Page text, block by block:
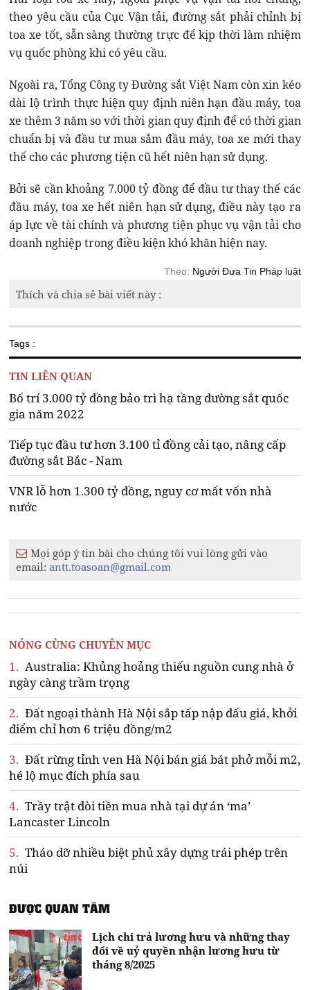
theo yêu cầu của Cục Vận tải, đường sắt phải chỉnh bị
toa xe tốt, sẵn sàng thường trực để kịp thời làm nhiệm
vụ quốc phòng khi có yêu cầu.
Ngoài ra, Tổng Công ty Đường sắt Việt Nam còn xin kéo
dài lộ trình thực hiện quy định niên hạn đầu máy, toa
xe thêm 3 năm so với thời gian quy định để có thời gian
chuẩn bị và đầu tư mua sắm đầu máy, toa xe mới thay
thế cho các phương tiện cũ hết niên hạn sử dụng.
Bởi sẽ cần khoảng 7.000 tỷ đồng để đầu tư thay thế các
đầu máy, toa xe hết niên hạn sử dụng, điều này tạo ra
áp lực về tài chính và phương tiện phục vụ vận tải cho
doanh nghiệp trong điều kiện khó khăn hiện nay.
Theo: Người Đưa Tin Pháp luật
Thích và chia sẻ bài viết này :
Tags :
TIN LIÊN QUAN
Bố trí 3.000 tỷ đồng bảo trì hạ tầng đường sắt quốc
gia năm 2022
Tiếp tục đầu tư hơn 3.100 tỉ đồng cải tạo, nâng cấp
đường sắt Bắc - Nam
VNR lỗ hơn 1.300 tỷ đồng, nguy cơ mất vốn nhà
nước
Mọi góp ý tin bài cho chúng tôi vui lòng gửi vào
email:antt.toasoan@gmail.com
NÓNG CÙNG CHUYÊN MỤC
1. Australia: Khủng hoảng thiếu nguồn cung nhà ở
ngày càng trầm trọng
2. Đất ngoại thành Hà Nội sắp tấp nập đấu giá, khởi
điểm chỉ hơn 6 triệu đồng/m2
3. Đất rừng tỉnh ven Hà Nội bán giá bát phở mỗi m2,
hé lộ mục đích phía sau
4. Trầy trật đòi tiền mua nhà tại dự án ‘ma’
Lancaster Lincoln
5. Tháo dỡ nhiều biệt phủ xây dựng trái phép trên
núi
ĐƯỢC QUAN TÂM
Lịch chi trả lương hưu và những thay
đổi về uỷ quyền nhận lương hưu từ
tháng 8/2025